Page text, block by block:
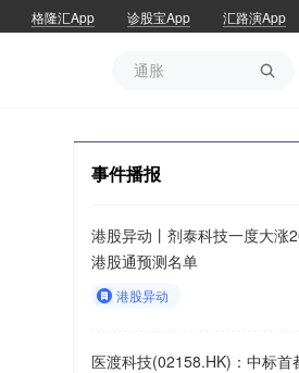
格隆汇App 诊股宝App 汇路演App

通胀
事件播报
港股异动丨剂泰科技一度大涨
港股通预测名单
港股异动
医渡科技(02158.HK)：中标首